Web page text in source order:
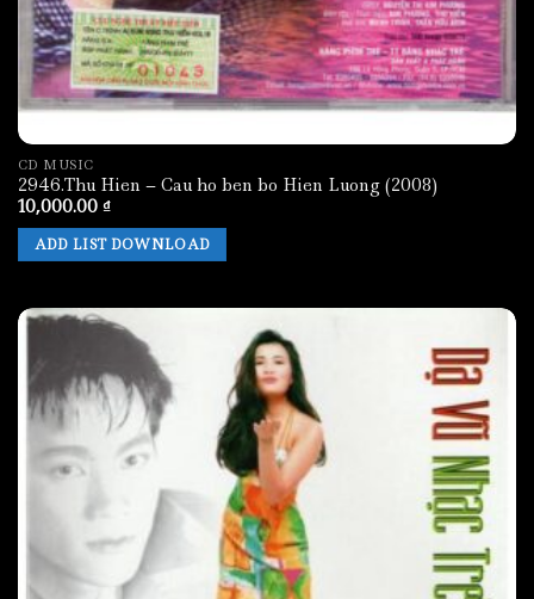
CD MUSIC
2946.Thu Hien – Cau ho ben bo Hien Luong (2008)
10,000.00 ₫
ADD LIST DOWNLOAD